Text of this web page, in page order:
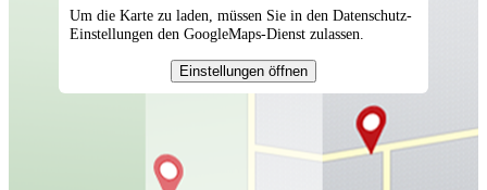
Um die Karte zu laden, müssen Sie in den Datenschutz-
Einstellungen den GoogleMaps-Dienst zulassen.
Einstellungen öffnen